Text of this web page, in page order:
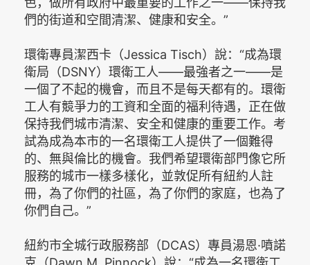
們的街道和空間清潔、健康和安全。”
環衛專員潔西卡（Jessica Tisch）說：“成為環
衛局（DSNY）環衛工人——最強者之一——是
一個了不起的機會，而且不是每天都有的。環衛
工人有競爭力的工資和全面的福利待遇，正在做
保持我們城市清潔、安全和健康的重要工作。考
試為成為本市的一名環衛工人提供了一個難得
的、無與倫比的機會。我們希望環衛部門像它所
服務的城市一樣多樣化，並敦促所有紐約人註
冊，為了你們的社區，為了你們的家庭，也為了
你們自己。”
紐約市全城行政服務部（DCAS）專員湯恩·噴諾